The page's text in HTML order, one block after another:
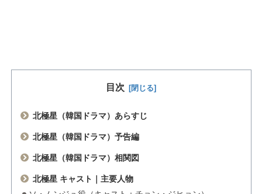
目次
北極星（韓国ドラマ）あらすじ
北極星（韓国ドラマ）予告編
北極星（韓国ドラマ）相関図
北極星 キャスト｜主要人物